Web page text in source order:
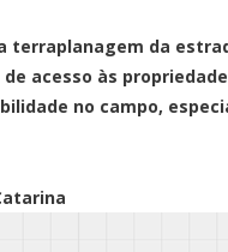
terraplanagem da
acesso às
no campo,